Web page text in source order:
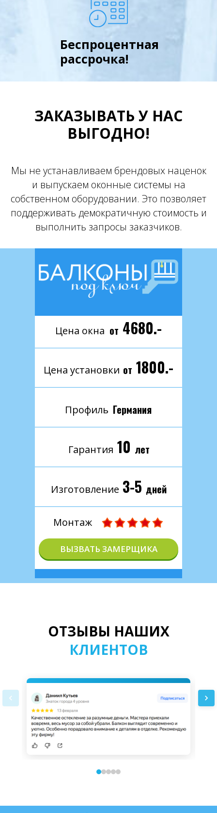
Беспроцентная
рассрочка!
ЗАКАЗЫВАТЬ У НАС
ВЫГОДНО!
Мы не устанавливаем брендовых наценок
и выпускаем оконные системы на
собственном оборудовании. Это позволяет
поддерживать демократичную стоимость и
выполнить запросы заказчиков.
Цена окна 4680.-
от
от 1800.-
Цена установки
Гарантия 10 лет
дней
3-5
Изготовление
Монтаж
Профиль Германия
ВЫЗВАТЬ ЗАМЕРЩИКА
ОТЗЫВЫ НАШИХ
КЛИЕНТОВ